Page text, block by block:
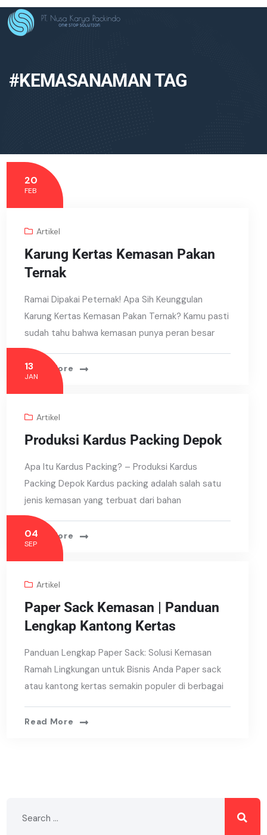
#KEMASANAMAN TAG
20
FEB
Artikel
Karung Kertas Kemasan Pakan
Ternak
Ramai Dipakai Peternak! Apa Sih Keunggulan
Karung Kertas Kemasan Pakan Ternak? Kamu pasti
sudah tahu bahwa kemasan punya peran besar
Read More
13
JAN
Artikel
Produksi Kardus Packing Depok
Apa Itu Kardus Packing? – Produksi Kardus
Packing Depok Kardus packing adalah salah satu
jenis kemasan yang terbuat dari bahan
Read More
04
SEP
Artikel
Paper Sack Kemasan | Panduan
Lengkap Kantong Kertas
Panduan Lengkap Paper Sack: Solusi Kemasan
Ramah Lingkungan untuk Bisnis Anda Paper sack
atau kantong kertas semakin populer di berbagai
Read More